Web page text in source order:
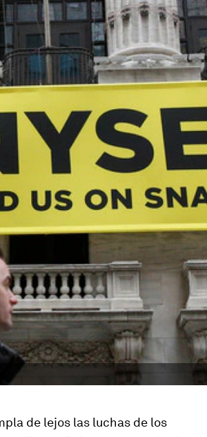
de lejos las luchas de los